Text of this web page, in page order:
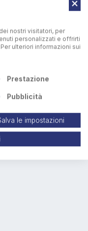
rilascio all’interno
certificate
(PC) - ITALY
nostri visitatori, per
personalizzati e offrirti
ulteriori informazioni sui
Prestazione
Pubblicità
le impostazioni